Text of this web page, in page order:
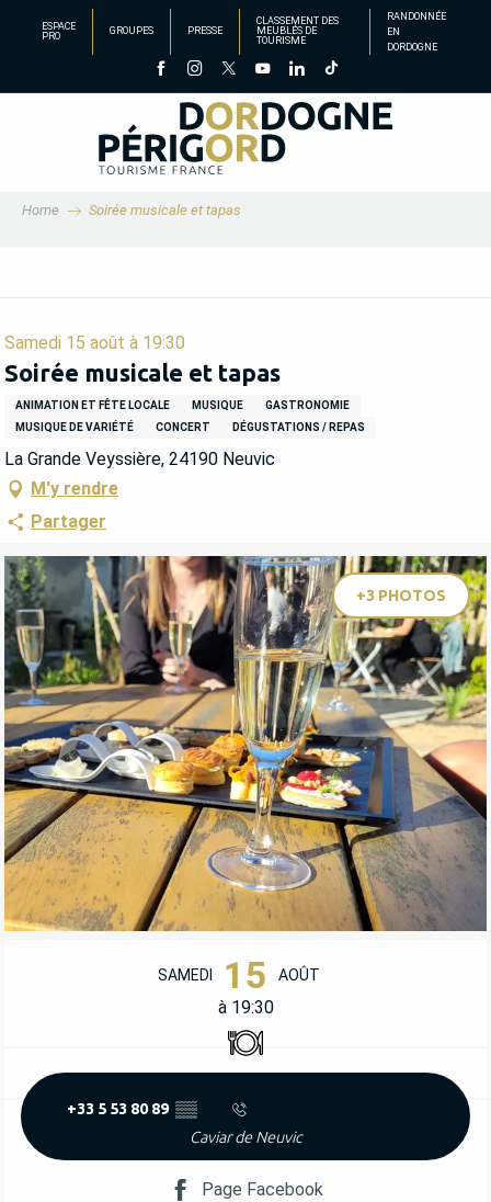
principal
ESPACE
PRO
GROUPES PRESSE
CLASSEMENT DES
MEUBLÉS DE
TOURISME
RANDONNÉE
EN
DORDOGNE
Home Soirée musicale et tapas
Samedi 15 août à 19:30
Soirée musicale et tapas
ANIMATION ET FÊTE LOCALE MUSIQUE
GASTRONOMIE
MUSIQUE DE VARIÉTÉ
CONCERT DÉGUSTATIONS / REPAS
La Grande Veyssière, 24190 Neuvic
M'y rendre
Partager
+3 PHOTOS
OUVERTURE ET COORDONNÉES
SAMEDI 15 AOÛT
à 19:30
Restaurant
+33 5 53 80 89 ▒▒
Caviar de Neuvic
Page Facebook